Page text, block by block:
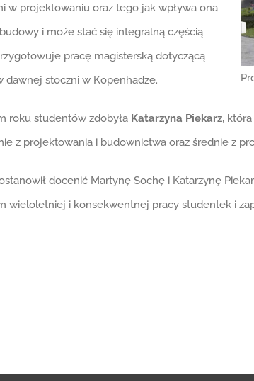
w projektowaniu oraz tego jak wpływa ona
i może stać się integralną częścią
pracę magisterską dotyczącą
dawnej stoczni w Kopenhadze.
roku studentów zdobyła Katarzyna Piekarz,
z projektowania i budownictwa oraz średnie z
docenić Martynę Sochę i Katarzynę
wieloletniej i konsekwentnej pracy studentek i